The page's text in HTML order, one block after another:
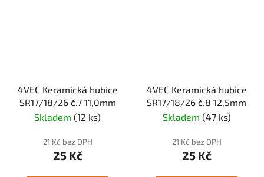
4VEC Keramická hubice
SR17/18/26 č.7 11,0mm
Skladem (12 ks)
21 Kč bez DPH
25 Kč
4VEC Keramická hubice
SR17/18/26 č.8 12,5mm
Skladem (47 ks)
21 Kč bez DPH
25 Kč